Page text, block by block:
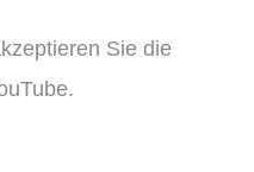
Sie die